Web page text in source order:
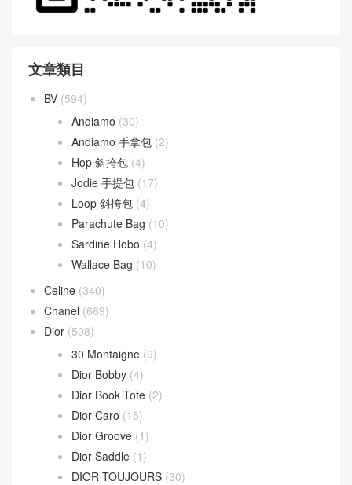
文章類目
BV (594)
Andiamo (30)
Andiamo 手拿包 (2)
Hop 斜挎包 (4)
Jodie 手提包 (17)
Loop 斜挎包 (4)
Parachute Bag (10)
Sardine Hobo (4)
Wallace Bag (10)
Celine (340)
Chanel (669)
Dior (508)
30 Montaigne (9)
Dior Bobby (4)
Dior Book Tote (2)
Dior Caro (15)
Dior Groove (1)
Dior Saddle (1)
DIOR TOUJOURS (30)